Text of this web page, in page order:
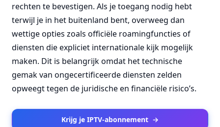
rechten te bevestigen. Als je toegang nodig hebt
terwijl je in het buitenland bent, overweeg dan
wettige opties zoals officiële roamingfuncties of
diensten die expliciet internationale kijk mogelijk
maken. Dit is belangrijk omdat het technische
gemak van ongecertificeerde diensten zelden
opweegt tegen de juridische en financiële risico’s.
Krijg je IPTV-abonnement →